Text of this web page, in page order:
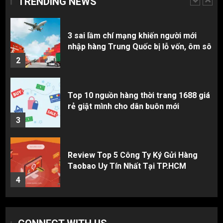
2
3 sai lầm chí mạng khiến người mới
nhập hàng Trung Quốc bị lỗ vốn, ôm sô
3
Top 10 nguồn hàng thời trang 1688 giá
rẻ giật mình cho dân buôn mới
4
Review Top 5 Công Ty Ký Gửi Hàng
Taobao Uy Tín Nhất Tại TP.HCM